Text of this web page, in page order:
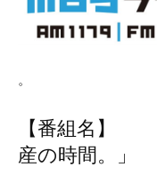
。
【番組名】
産の時間。」